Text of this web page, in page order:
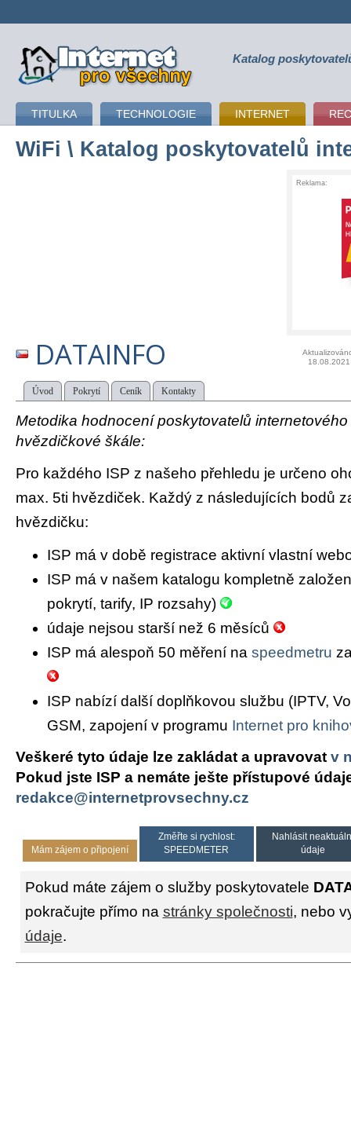
připojení k internetu Katalog
TITULKA TECHNOLOGIE INTERNET
WiFi \ Katalog poskytovatelů
Reklama:
DATAINFO
18.08.2021
Úvod Pokrytí Ceník Kontakty
Metodika hodnocení poskytovatelů
hvězdičkové škále:
Pro každého ISP z našeho přehledu je určeno
max. 5ti hvězdiček. Každý z následujících bodů
hvězdičku:
ISP má v době registrace aktivní vlastní
ISP má v našem katalogu kompletně
pokrytí, tarify, IP rozsahy)
údaje nejsou starší než 6 měsíců
ISP má alespoň 50 měření na speedmetru
ISP nabízí další doplňkovou službu (IPTV,
GSM, zapojení v programu Internet pro
Veškeré tyto údaje lze zakládat a upravovat v
Pokud jste ISP a nemáte ješte přístupové
redakce@internetprovsechny.cz
Mám zájem o připojení
Změřte si rychlost:
SPEEDMETER
Nahlásit
údaje
Pokud máte zájem o služby poskytovatele
pokračujte přímo na stránky společnosti, nebo
údaje.